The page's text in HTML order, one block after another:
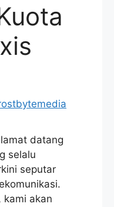
datang
selalu
seputar
kami akan